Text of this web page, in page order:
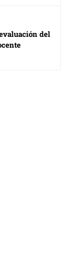
del